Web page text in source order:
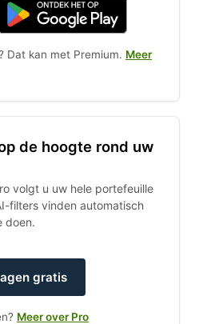
Dat kan met Premium. Meer
de hoogte rond uw
volgt u uw hele portefeuille
filters vinden automatisch
doen.
gratis
Meer over Pro